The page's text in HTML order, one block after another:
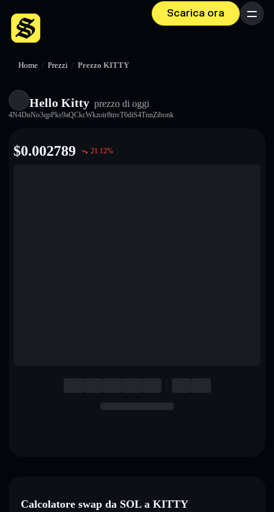
Scarica ora Menu
Home / Prezzi / Prezzo KITTY
Hello Kitty prezzo di oggi
4N4DnNo3qpPks9aQCkcWkzoir8tnvT6diS4TnnZibonk
$0.002789 21.12%
Calcolatore swap da SOL a KITTY